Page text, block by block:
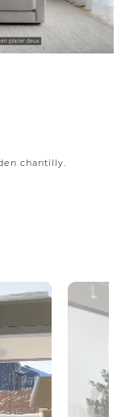
chantilly.
previous and